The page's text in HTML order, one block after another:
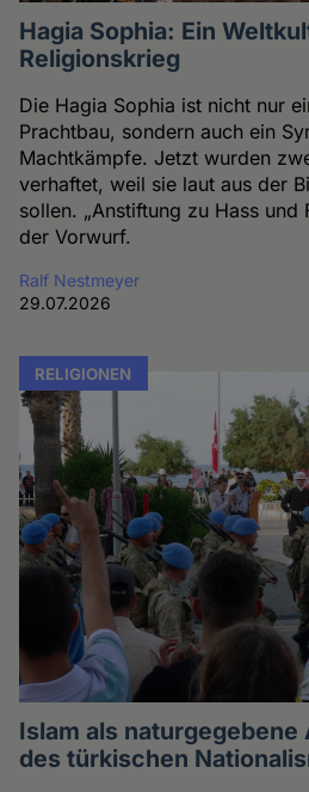
Hagia Sophia: Ein
Religionskrieg
Die Hagia Sophia ist nicht nur
Prachtbau, sondern auch ein
Machtkämpfe. Jetzt wurden
verhaftet, weil sie laut aus der
sollen. „Anstiftung zu Hass und
der Vorwurf.
Ralf Nestmeyer
29.07.2026
RELIGIONEN
Islam als
des türkischen